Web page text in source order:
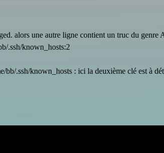
alors une autre ligne contient un truc du genre
.ssh/known_hosts:2
bb/.ssh/known_hosts : ici la deuxième clé est à